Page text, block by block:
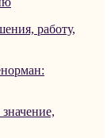
работу,